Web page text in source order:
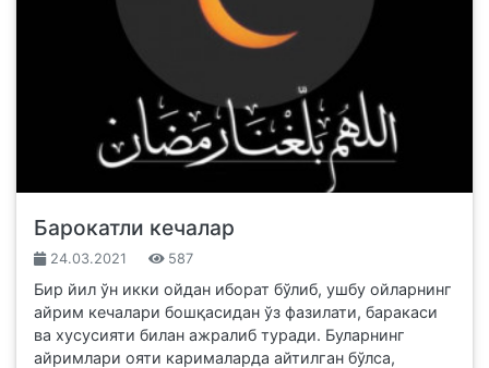
Барокатли кечалар
24.03.2021 587
Бир йил ўн икки ойдан иборат бўлиб, ушбу ойларнинг
айрим кечалари бошқасидан ўз фазилати, баракаси
ва хусусияти билан ажралиб туради. Буларнинг
айримлари ояти карималарда айтилган бўлса,